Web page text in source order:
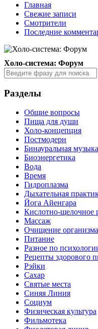
Главная
Свежие записи
Смотрители
Последние
Холо-система: Форум
Разделы
Общие вопросы
Пища для души
Холо-концепция
Постмодерн
Бинауральная музыка
Биоэнергетика
Вода
Время
Гидроплазма
Дыхательная
Йога Айенгара
Кислотно-щелочное
Массаж
Очищение организма
Питание
Разное по
Рецепты здорового
Рэйки
Сахар
Святые места
Синяя Линия
Социум
Физическая культура
Фильмотека